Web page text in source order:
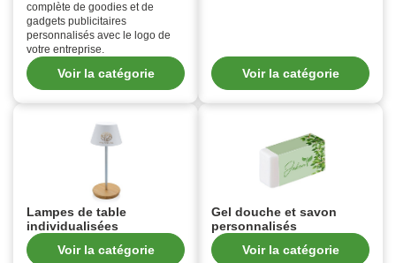
complète de goodies et de
gadgets publicitaires
personnalisés avec le logo de
votre entreprise.
Voir la catégorie Voir la catégorie
Lampes de table
individualisées
Voir la catégorie
Gel douche et savon
personnalisés
Voir la catégorie